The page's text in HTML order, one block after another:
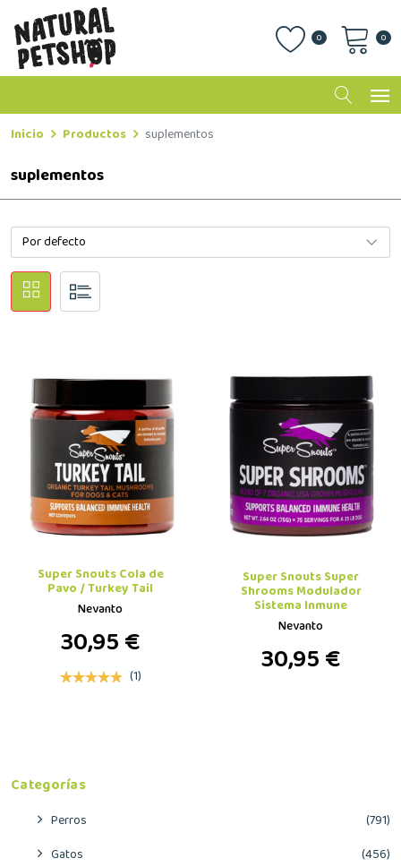
0 0
Inicio Productos suplementos
suplementos
Super Snouts Cola de
Pavo / Turkey Tail
Nevanto
30,95 €
(1)
Super Snouts Super
Shrooms Modulador
Sistema Inmune
Nevanto
30,95 €
Categorías
Perros
(791)
Gatos
(456)